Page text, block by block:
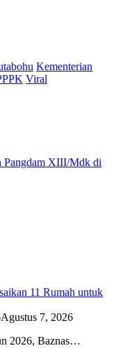
Kementerian
Viral
Pangdam XIII/Mdk di
11 Rumah untuk
Agustus 7, 2026
2026, Baznas…